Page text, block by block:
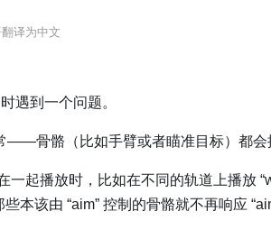
采购
翻译为中文
遇到一个问题。
——骨骼（比如手臂或者瞄准目标）都会
起播放时，比如在不同的轨道上播放
些本该由 “aim” 控制的骨骼就不再响应